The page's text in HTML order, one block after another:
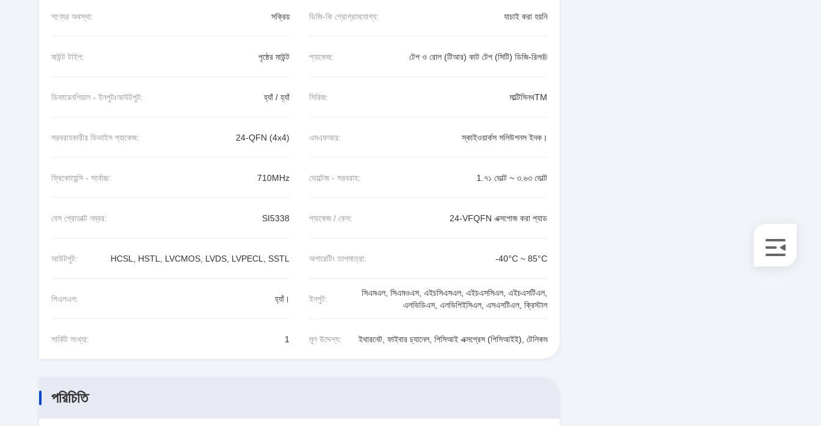
পণ্যের অবস্থা: সক্রিয় ডিজি-কি প্রোগ্রামযোগ্য: যাচাই করা হয়নি
মাউন্ট টাইপ: পৃষ্ঠের মাউন্ট প্যাকেজ: টেপ ও রোল (টিআর) কাট টেপ (সিটি) ডিজি-রিল®
ডিফারেনশিয়াল - ইনপুটঃআউটপুট: হ্যাঁ / হ্যাঁ সিরিজ: মাল্টিসিনথTM
সরবরাহকারীর ডিভাইস প্যাকেজ: 24-QFN (4x4) এমএফআর: স্কাইওয়ার্কস সলিউশনস ইনক।
ফ্রিকোয়েন্সি - সর্বোচ্চ: 710MHz ভোল্টেজ - সরবরাহ: 1.৭১ ভোল্ট ~ ৩.৬৩ ভোল্ট
বেস প্রোডাক্ট নম্বর: SI5338 প্যাকেজ / কেস: 24-VFQFN এক্সপোজ করা প্যাড
আউটপুট: HCSL, HSTL, LVCMOS, LVDS, LVPECL, SSTL অপারেটিং তাপমাত্রা: -40°C ~ 85°C
পিএলএল: হ্যাঁ। ইনপুট:
সিএমএল, সিএমওএস, এইচসিএসএল, এইচএসসিএল, এইচএসটিএল,
এলভিডিএস, এলভিপিইসিএল, এসএসটিএল, ক্রিস্টাল
সার্কিট সংখ্যা: 1 মূল উদ্দেশ্য: ইথারনেট, ফাইবার চ্যানেল, পিসিআই এক্সপ্রেস (পিসিআইই), টেলিকম
পরিচিতি